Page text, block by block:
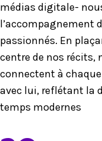
médias digitale-
l’accompagnement
passionnés. En
centre de nos récits,
connectent à
avec lui, reflétant la
temps modernes